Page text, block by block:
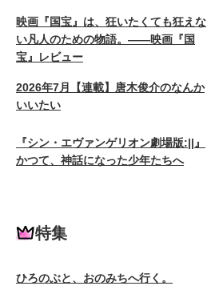
映画『国宝』は、狂いたくても狂えな
い凡人のための物語。——映画『国
宝』レビュー
2026年7月【連載】唐木俊介のなんか
いいたい
『シン・エヴァンゲリオン劇場版:||』
かつて、神話になった少年たちへ
特集
ひろのぶと、おのみちへ行く。